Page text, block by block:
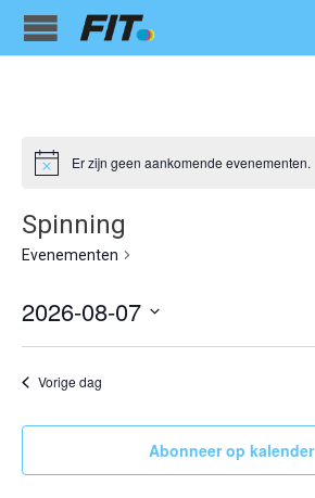
Er zijn geen aankomende evenementen.
Spinning
Evenementen
2026-08-07
datum.
Vorige dag
Abonneer op kalender